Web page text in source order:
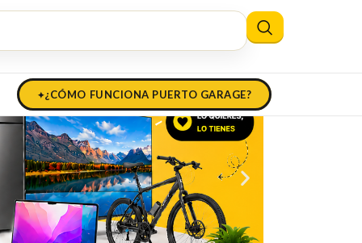
¿CÓMO FUNCIONA PUERTO GARAGE?